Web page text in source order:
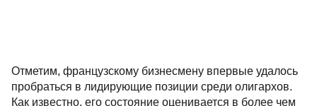
Отметим, французскому бизнесмену впервые удалось
пробраться в лидирующие позиции среди олигархов.
Как известно, его состояние оценивается в более чем